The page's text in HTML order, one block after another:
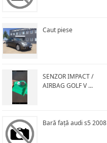
Caut piese
SENZOR IMPACT /
AIRBAG GOLF V ...
Bară față audi s5 2008